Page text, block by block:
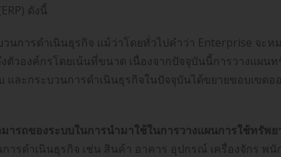
ดังนี้
นการดำเนินธุรกิจ แม้ว่าโดยทั่วไปคำว่า Enterprise จะห
วองค์กรโดยเน้นที่ขนาด เนื่องจากปัจจุบันนี้การวางแผนท
ละกระบวนการดำเนินธุรกิจในปัจจุบันได้ขยายขอบเขตอ
ารถของระบบในการนำมาใช้ในการวางแผนการใช้ทรัพย
รดำเนินธุรกิจ เช่น สินค้า อาคาร อุปกรณ์ เครื่องจักร พนั